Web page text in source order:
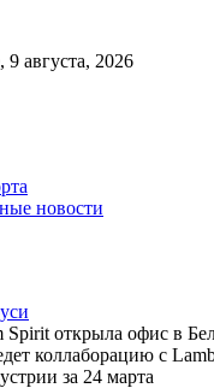
9 августа, 2026
новости
Spirit открыла офис в
коллаборацию с
за 24 марта